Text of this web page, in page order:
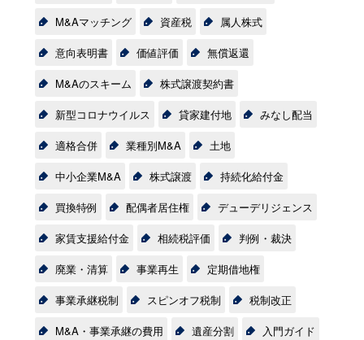
M&Aマッチング
資産税
属人株式
意向表明書
価値評価
無償返還
M&Aのスキーム
株式譲渡契約書
新型コロナウイルス
貸家建付地
みなし配当
適格合併
業種別M&A
土地
中小企業M&A
株式譲渡
持続化給付金
買換特例
配偶者居住権
デューデリジェンス
家賃支援給付金
相続税評価
判例・裁決
廃業・清算
事業再生
定期借地権
事業承継税制
スピンオフ税制
税制改正
M&A・事業承継の費用
遺産分割
入門ガイド